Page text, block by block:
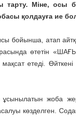
тарту. Міне,
қолдауға ие
бойынша, атап
өтетін
етеді.
жоба
көзделген.